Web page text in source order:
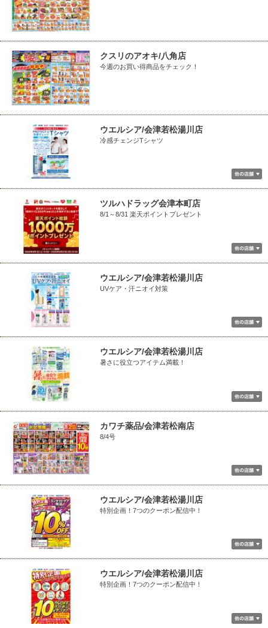
クスリのアオキ/八角店
今週のお買い得商品をチェック！
ウエルシア/会津若松湯川店
冷感チェンジTシャツ
ツルハドラッグ会津本町店
8/1～8/31 楽天ポイントプレゼント
ウエルシア/会津若松湯川店
UVケア・汗ニオイ対策
ウエルシア/会津若松湯川店
暑さに役立つアイテム満載！
カワチ薬品/会津若松南店
8/4号
ウエルシア/会津若松湯川店
特別企画！7つのクーポン配信中！
ウエルシア/会津若松湯川店
特別企画！7つのクーポン配信中！